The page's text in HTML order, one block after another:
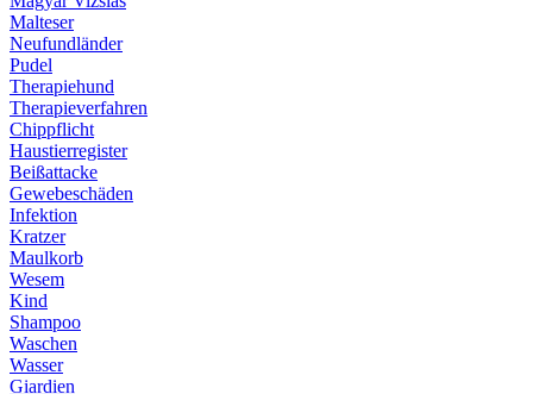
Malteser
Neufundländer
Pudel
Therapiehund
Therapieverfahren
Chippflicht
Haustierregister
Beißattacke
Gewebeschäden
Infektion
Kratzer
Maulkorb
Wesem
Kind
Shampoo
Waschen
Wasser
Giardien